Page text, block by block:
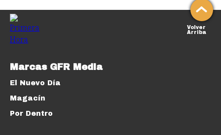
Volver
Arriba
Marcas GFR Media
El Nuevo Día
Magacín
Por Dentro